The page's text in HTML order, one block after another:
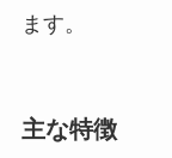
ます。
主な特徴